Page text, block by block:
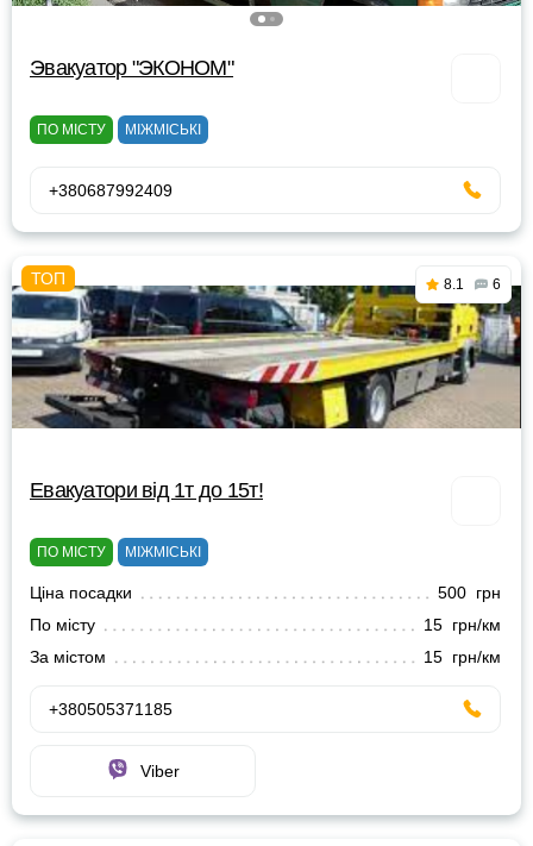
Эвакуатор "ЭКОНОМ"
ПО МІСТУ МІЖМІСЬКІ
+380687992409
8.1 6
Евакуатори від 1т до 15т!
ПО МІСТУ МІЖМІСЬКІ
Ціна посадки
500 грн
По місту
15 грн/км
За містом
15 грн/км
+380505371185
Viber